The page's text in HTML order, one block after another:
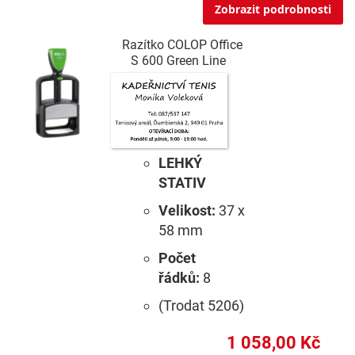
Zobrazit podrobnosti
Razítko COLOP Office
S 600 Green Line
LEHKÝ
STATIV
Velikost: 37 x
58 mm
Počet
řádků: 8
(Trodat 5206)
1 058,00 Kč